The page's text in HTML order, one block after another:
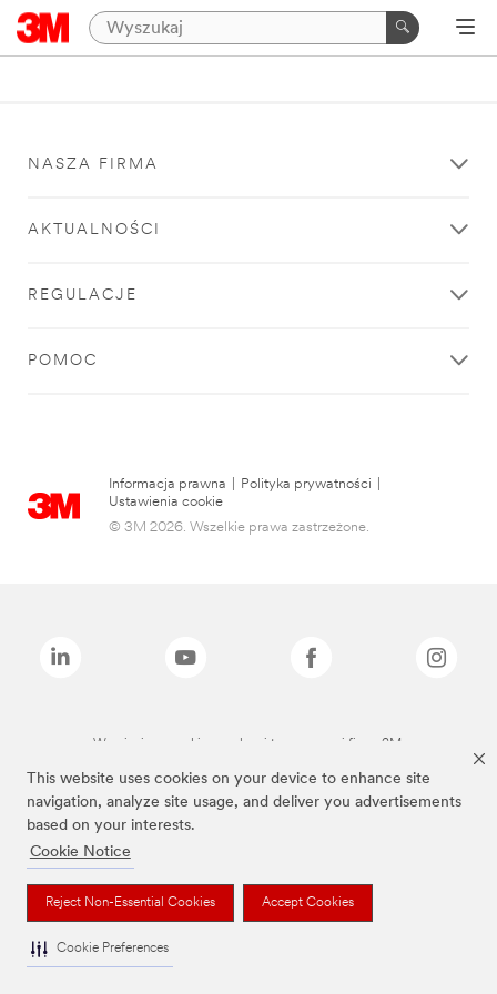
This website uses cookies on your device to enhance site
navigation, analyze site usage, and deliver you advertisements
based on your interests.
Cookie Notice
Reject Non-Essential Cookies Accept Cookies
Cookie Preferences
NASZA FIRMA
AKTUALNOŚCI
REGULACJE
POMOC
Informacja prawna Polityka prywatności
Ustawienia cookie
© 3M 2026. Wszelkie prawa zastrzeżone.
Wymienione marki są znakami towarowymi firmy 3M.